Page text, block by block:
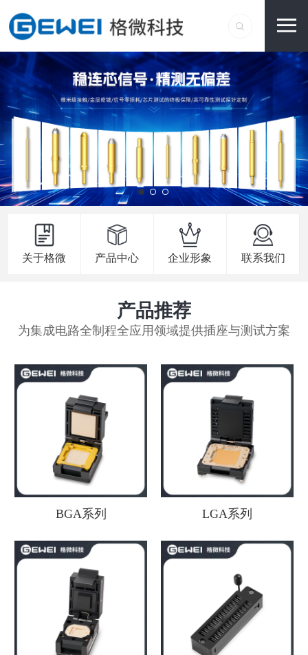
关于格微 产品中心 企业形象 联系我们
产品推荐
为集成电路全制程全应用领域提供插座与测试方案
BGA系列 LGA系列